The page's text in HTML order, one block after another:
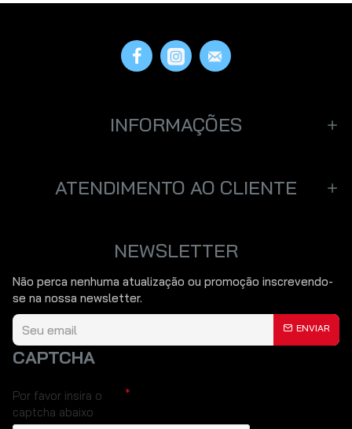
INFORMAÇÕES
ATENDIMENTO AO CLIENTE
NEWSLETTER
Não perca nenhuma atualização ou promoção inscrevendo-
se na nossa newsletter.
ENVIAR
CAPTCHA
Por favor insira o
captcha abaixo